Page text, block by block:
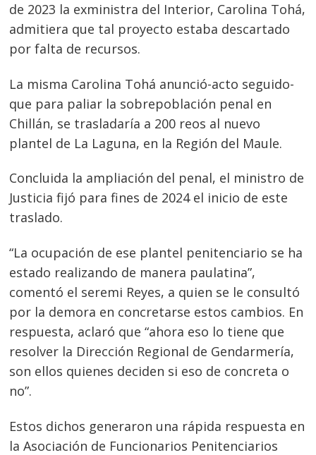
de 2023 la exministra del Interior, Carolina Tohá,
admitiera que tal proyecto estaba descartado
por falta de recursos.
La misma Carolina Tohá anunció-acto seguido-
que para paliar la sobrepoblación penal en
Chillán, se trasladaría a 200 reos al nuevo
plantel de La Laguna, en la Región del Maule.
Concluida la ampliación del penal, el ministro de
Justicia fijó para fines de 2024 el inicio de este
traslado.
“La ocupación de ese plantel penitenciario se ha
estado realizando de manera paulatina”,
comentó el seremi Reyes, a quien se le consultó
por la demora en concretarse estos cambios. En
respuesta, aclaró que “ahora eso lo tiene que
resolver la Dirección Regional de Gendarmería,
son ellos quienes deciden si eso de concreta o
no”.
Estos dichos generaron una rápida respuesta en
la Asociación de Funcionarios Penitenciarios